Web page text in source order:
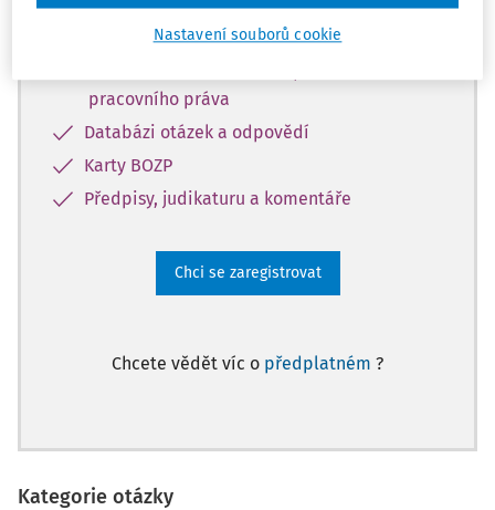
pracovního práva
Databázi otázek a odpovědí
Karty BOZP
Předpisy, judikaturu a komentáře
Chci se zaregistrovat
Chcete vědět víc o předplatném ?
Kategorie otázky
Nastavení souborů cookie